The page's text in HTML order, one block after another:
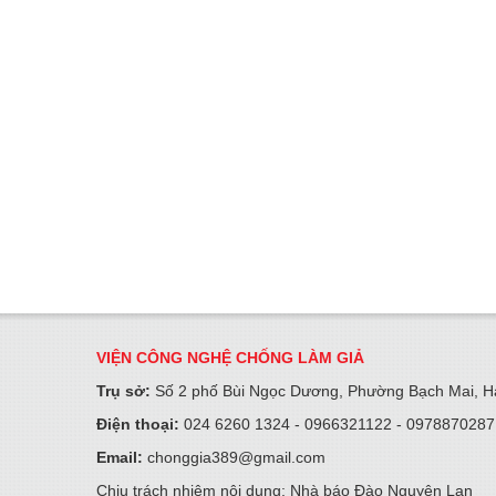
VIỆN CÔNG NGHỆ CHỐNG LÀM GIẢ
Trụ sở: Số 2 phố Bùi Ngọc Dương, Phường Bạch Mai,
Điện thoại: 024 6260 1324 - 0966321122 - 0978870287
Email: chonggia389@gmail.com
Chịu trách nhiệm nội dung: Nhà báo Đào Nguyên Lan